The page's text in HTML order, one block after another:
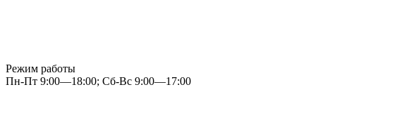
Режим работы
Пн-Пт 9:00—18:00; Сб-Вс 9:00—17:00